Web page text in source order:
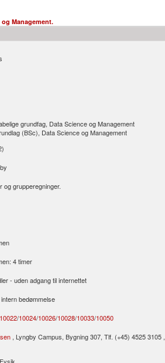
Management.
grundfag, Data Science og Management
(BSc), Data Science og Management
og grupperegninger.
4 timer
- uden adgang til internettet
bedømmelse
10022/­10024/­10026/­10028/­10033/­10050
, Lyngby Campus, Bygning 307, Tlf. (+45) 4525 3105 ,